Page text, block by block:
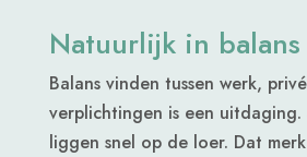
Natuurlijk in balans
Balans vinden tussen werk,
verplichtingen is een uitdaging.
liggen snel op de loer. Dat